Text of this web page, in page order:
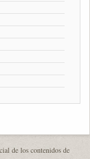
de los contenidos de